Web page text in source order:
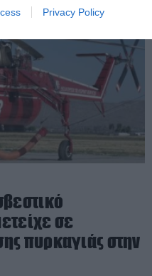
Privacy Policy
σε
πυρκαγιάς στην